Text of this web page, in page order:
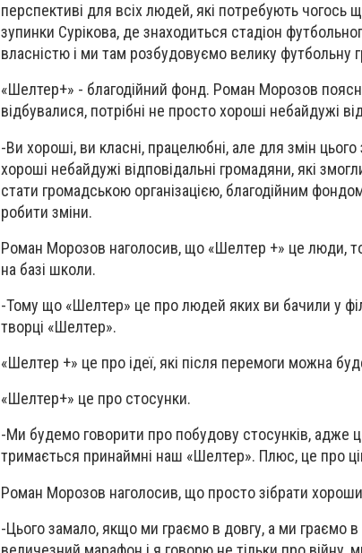
перспективі для всіх людей, які потребують
зупинки Сурікова, де знаходиться стадіон
власністю і ми там розбудовуємо велику футбольну
«Шелтер+» - благодійний фонд. Роман Морозов
відбувалися, потрібні не просто хороші небайдужі
-Ви хороші, ви класні, працелюбні, але для змін
хороші небайдужі відповідальні громадяни, які
стати громадською організацією, благодійним
робити зміни.
Роман Морозов наголосив, що «Шелтер +» це люди,
на базі школи.
-Тому що «Шелтер» це про людей яких ви бачили у
творці «Шелтер».
«Шелтер +» це про ідеї, які після перемоги можна
«Шелтер+» це про стосунки.
-Ми будемо говорити про побудову стосунків, адже
тримається принаймні наш «Шелтер». Плюс, це про
Роман Морозов наголосив, що просто зібрати
-Цього замало, якщо ми граємо в довгу, а ми граємо